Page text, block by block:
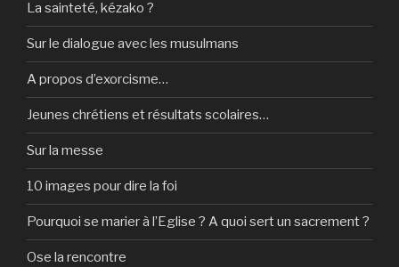
La sainteté, kézako ?
Sur le dialogue avec les musulmans
A propos d’exorcisme…
Jeunes chrétiens et résultats scolaires…
Sur la messe
10 images pour dire la foi
Pourquoi se marier à l’Eglise ? A quoi sert un sacrement ?
Ose la rencontre